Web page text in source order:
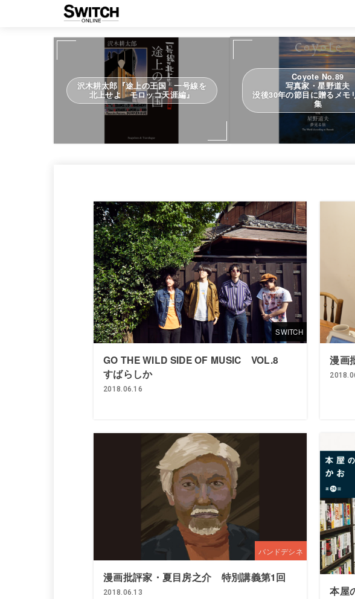
沢木耕太郎『途上の王国 一号線を
北上せよ モロッコ天涯編』
Coyote No.89
写真家・星野道夫
没後30年の節目に贈るメモ
集
SWITCH
GO THE WILD SIDE OF MUSIC VOL.8
すばらしか
2018.06.16
漫画
バンドデシネ
漫画批評家・夏目房之介 特別講義第1回
2018.06.13 本屋